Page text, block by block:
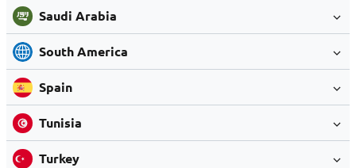
Saudi Arabia
South America
Spain
Tunisia
Turkey